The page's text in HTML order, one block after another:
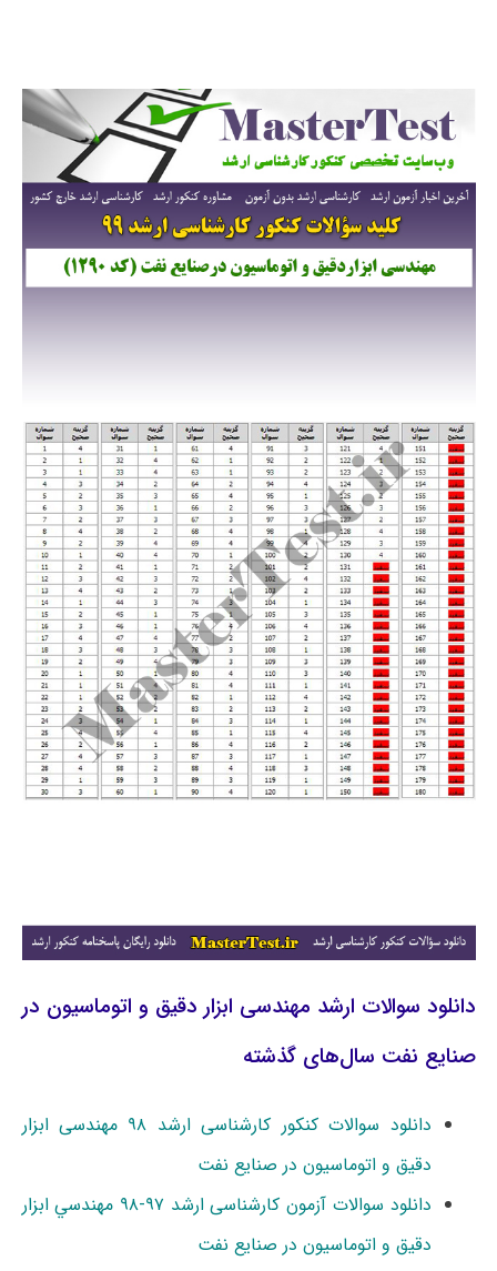
دانلود سوالات ارشد مهندسی ابزار دقیق و اتوماسیون در
صنایع نفت سال‌های گذشته
دانلود سوالات کنکور کارشناسی ارشد ۹۸ مهندسی ابزار
دقیق و اتوماسیون در صنایع نفت
دانلود سوالات آزمون کارشناسی ارشد ۹۷-۹۸ ﻣﻬﻨﺪﺳﻲ اﺑﺰار
دﻗﻴﻖ و اﺗﻮﻣﺎﺳﻴﻮن در ﺻﻨﺎﻳﻊ ﻧﻔﺖ